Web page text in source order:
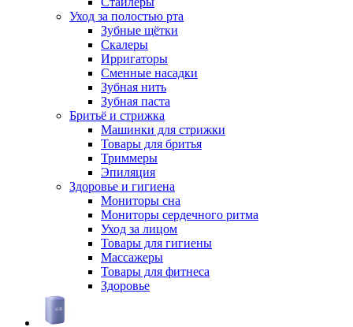
Уход за полостью рта
Зубные щётки
Скалеры
Ирригаторы
Сменные насадки
Зубная нить
Зубная паста
Бритьё и стрижка
Машинки для стрижки
Товары для бритья
Триммеры
Эпиляция
Здоровье и гигиена
Мониторы сна
Мониторы сердечного ритма
Уход за лицом
Товары для гигиены
Массажеры
Товары для фитнеса
Здоровье